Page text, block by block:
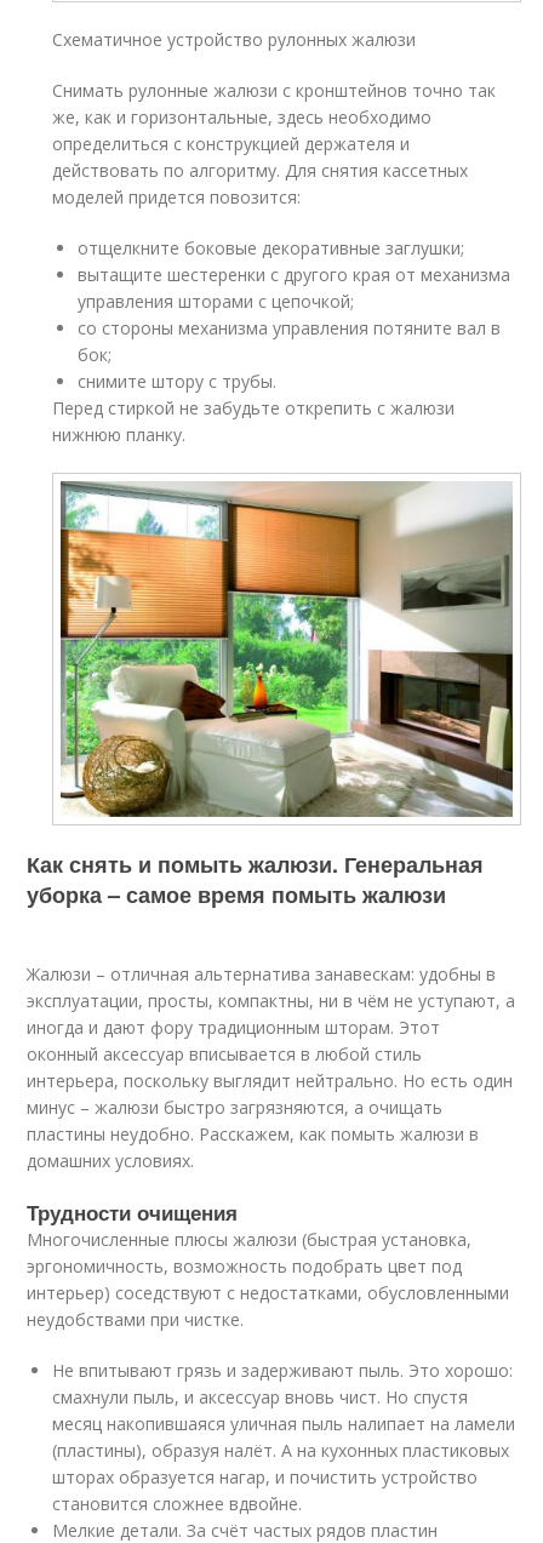
Схематичное устройство рулонных жалюзи
Снимать рулонные жалюзи с кронштейнов точно так
же, как и горизонтальные, здесь необходимо
определиться с конструкцией держателя и
действовать по алгоритму. Для снятия кассетных
моделей придется повозится:
отщелкните боковые декоративные заглушки;
вытащите шестеренки с другого края от механизма
управления шторами с цепочкой;
со стороны механизма управления потяните вал в
бок;
снимите штору с трубы.
Перед стиркой не забудьте открепить с жалюзи
нижнюю планку.
Как снять и помыть жалюзи. Генеральная
уборка – самое время помыть жалюзи
Жалюзи – отличная альтернатива занавескам: удобны в
эксплуатации, просты, компактны, ни в чём не уступают, а
иногда и дают фору традиционным шторам. Этот
оконный аксессуар вписывается в любой стиль
интерьера, поскольку выглядит нейтрально. Но есть один
минус – жалюзи быстро загрязняются, а очищать
пластины неудобно. Расскажем, как помыть жалюзи в
домашних условиях.
Трудности очищения
Многочисленные плюсы жалюзи (быстрая установка,
эргономичность, возможность подобрать цвет под
интерьер) соседствуют с недостатками, обусловленными
неудобствами при чистке.
Не впитывают грязь и задерживают пыль. Это хорошо:
смахнули пыль, и аксессуар вновь чист. Но спустя
месяц накопившаяся уличная пыль налипает на ламели
(пластины), образуя налёт. А на кухонных пластиковых
шторах образуется нагар, и почистить устройство
становится сложнее вдвойне.
Мелкие детали. За счёт частых рядов пластин